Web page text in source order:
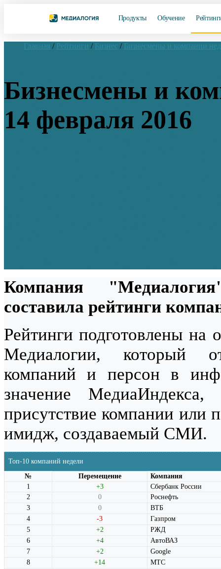
Продукты Обучение
Главная / Рейтинги / Бизнес / Бизнесмены и компании
Бизнесмены и
14 февраля 2016
Компания
составила рейтинги
Рейтинги подготовлены на
Медиалогии, который
компаний и персон в
значение
присутствие компании или
имидж, создаваемый СМИ.
Топ-10 компаний недели
№
Перемещение
Компания
1
+3
Сбербанк России
2
0
Роснефть
3
0
ВТБ
4
-3
Газпром
5
+2
РЖД
6
+4
АвтоВАЗ
7
+2
Google
8
+14
МТС